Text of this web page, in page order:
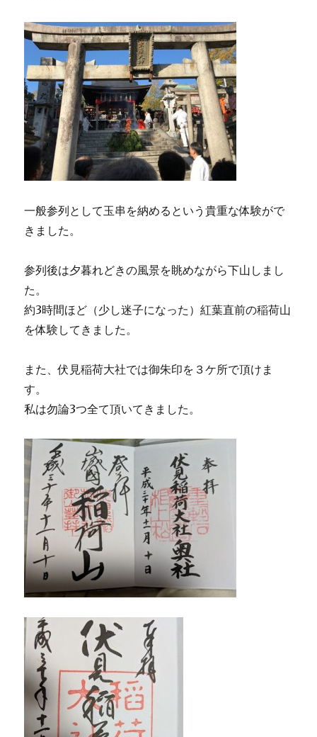
一般参列として玉串を納めるという貴重な体験がで
きました。
参列後は夕暮れどきの風景を眺めながら下山しまし
た。
約3時間ほど（少し迷子になった）紅葉直前の稲荷山
を体験してきました。
また、伏見稲荷大社では御朱印を３ケ所で頂けま
す。
私は勿論3つ全て頂いてきました。